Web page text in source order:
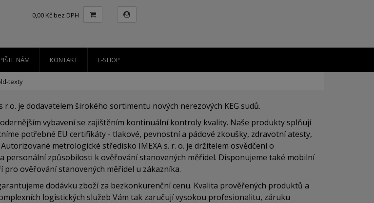
0,00 Kč bez DPH
NÁM KONTAKT E-SHOP
texty
r.o. je dodavatelem širokého sortimentu nových nerezových KEG sudů.
vybavení se zajištěním kontinuální kontroly kvality. Naše produktysplňují
potřebné EU certifikáty - tlakové, pevnostní a pádové zkoušky, zdravotní atesty,
Autorizované metrologické středisko IMEXA s. r. o. je držitelem osvědčení o
personální způsobilosti k ověřování stanovených měřidel. Disponujeme také mobilní
ověřování stanovených měřidel u zákazníka.
dodávku zboží za bezkonkurenční cenu. Kvalita prověřených produktů a
logistických služeb Vám tak zaručují vysokou profesionalitu, záruku